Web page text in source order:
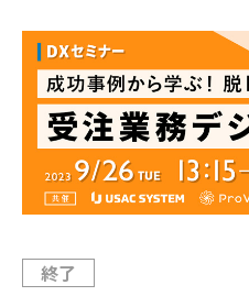
終了